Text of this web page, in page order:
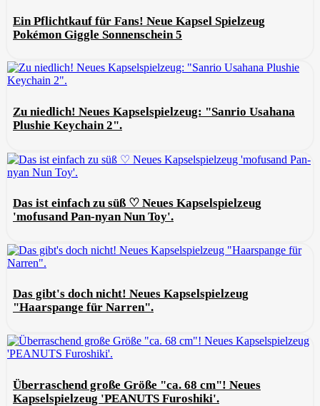
Ein Pflichtkauf für Fans! Neue Kapsel Spielzeug
Pokémon Giggle Sonnenschein 5
Zu niedlich! Neues Kapselspielzeug: "Sanrio Usahana
Plushie Keychain 2".
Das ist einfach zu süß ♡ Neues Kapselspielzeug
'mofusand Pan-nyan Nun Toy'.
Das gibt's doch nicht! Neues Kapselspielzeug
"Haarspange für Narren".
Überraschend große Größe "ca. 68 cm"! Neues
Kapselspielzeug 'PEANUTS Furoshiki'.